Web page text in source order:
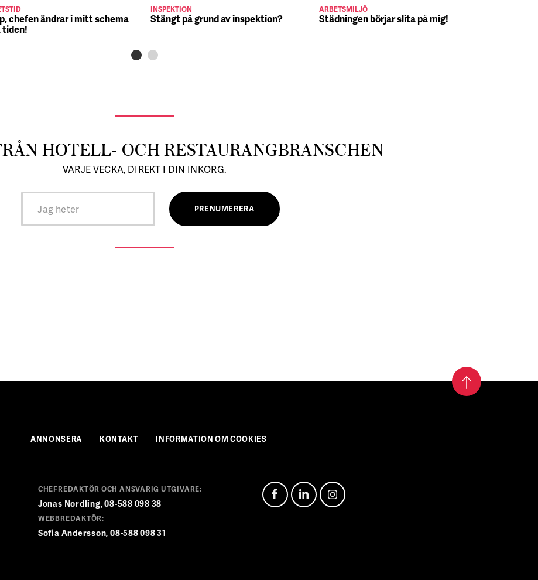
chefen ändrar i mitt schema
tiden!
INSPEKTION
Stängt på grund av inspektion?
ARBETSMILJÖ
Städningen börjar slita på mig!
HOTELL- OCH RESTAURANGBRANSCHEN
VARJE VECKA, DIREKT I DIN INKORG.
ANNONSERA KONTAKT INFORMATION OM COOKIES
CHEFREDAKTÖR OCH ANSVARIG UTGIVARE:
Jonas Nordling, 08-588 098 38
WEBBREDAKTÖR:
Sofia Andersson, 08-588 098 31